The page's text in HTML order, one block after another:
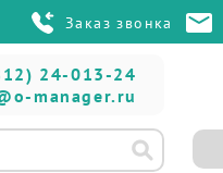
Заказ звонка
24-013-24
manager.ru